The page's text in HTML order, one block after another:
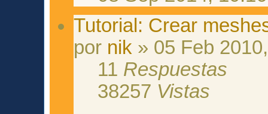
Tutorial: Crear
por nik » 05 Feb
11 Respuestas
38257 Vistas